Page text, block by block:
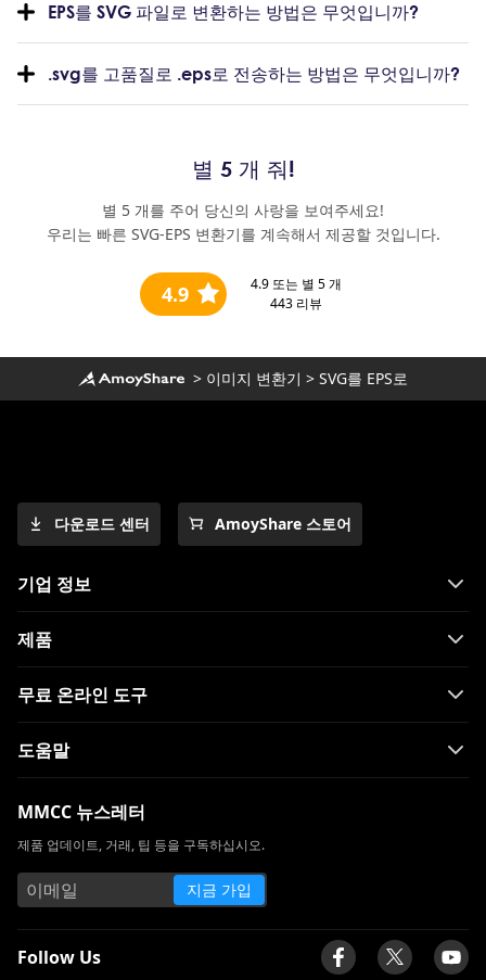
EPS를 SVG 파일로 변환하는 방법은 무엇입니까?
.svg를 고품질로 .eps로 전송하는 방법은 무엇입니까?
별 5 개 줘!
별 5 개를 주어 당신의 사랑을 보여주세요!
우리는 빠른 SVG-EPS 변환기를 계속해서 제공할 것입니다.
4.9 4.9 또는 별 5 개
443 리뷰
> 이미지 변환기 > SVG를 EPS로
다운로드 센터 AmoyShare 스토어
기업 정보
제품
무료 온라인 도구
도움말
MMCC 뉴스레터
제품 업데이트, 거래, 팁 등을 구독하십시오.
지금 가입
Follow Us